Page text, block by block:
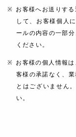
お客様へお送りす
して、お客様個人
ールの内容の一部
ください。
お客様の個人情報
客様の承諾なく、
とはございません
い。